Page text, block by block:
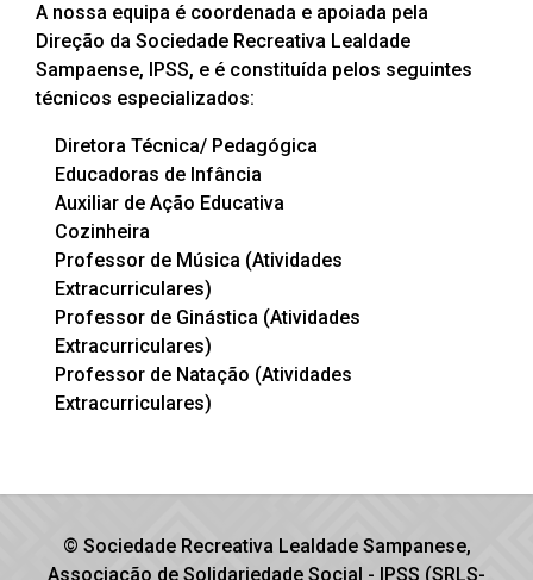
A nossa equipa é coordenada e apoiada pela
Direção da Sociedade Recreativa Lealdade
Sampaense, IPSS, e é constituída pelos seguintes
técnicos especializados:
Diretora Técnica/ Pedagógica
Educadoras de Infância
Auxiliar de Ação Educativa
Cozinheira
Professor de Música (Atividades
Extracurriculares)
Professor de Ginástica (Atividades
Extracurriculares)
Professor de Natação (Atividades
Extracurriculares)
© Sociedade Recreativa Lealdade Sampanese,
Associação de Solidariedade Social - IPSS (SRLS-